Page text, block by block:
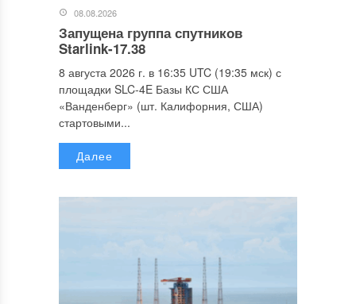
08.08.2026
Запущена группа спутников
Starlink-17.38
8 августа 2026 г. в 16:35 UTC (19:35 мск) с
площадки SLC-4E Базы КС США
«Ванденберг» (шт. Калифорния, США)
стартовыми...
Далее